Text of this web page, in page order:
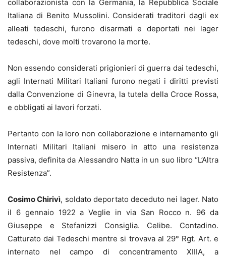
collaborazionista con la Germania, la Repubblica Sociale
Italiana di Benito Mussolini. Considerati traditori dagli ex
alleati tedeschi, furono disarmati e deportati nei lager
tedeschi, dove molti trovarono la morte.
Non essendo considerati prigionieri di guerra dai tedeschi,
agli Internati Militari Italiani furono negati i diritti previsti
dalla Convenzione di Ginevra, la tutela della Croce Rossa,
e obbligati ai lavori forzati.
Pertanto con la loro non collaborazione e internamento gli
Internati Militari Italiani misero in atto una resistenza
passiva, definita da Alessandro Natta in un suo libro “L’Altra
Resistenza”.
Cosimo Chirivì, soldato deportato deceduto nei lager. Nato
il 6 gennaio 1922 a Veglie in via San Rocco n. 96 da
Giuseppe e Stefanizzi Consiglia. Celibe. Contadino.
Catturato dai Tedeschi mentre si trovava al 29° Rgt. Art. e
internato nel campo di concentramento XIIIA, a